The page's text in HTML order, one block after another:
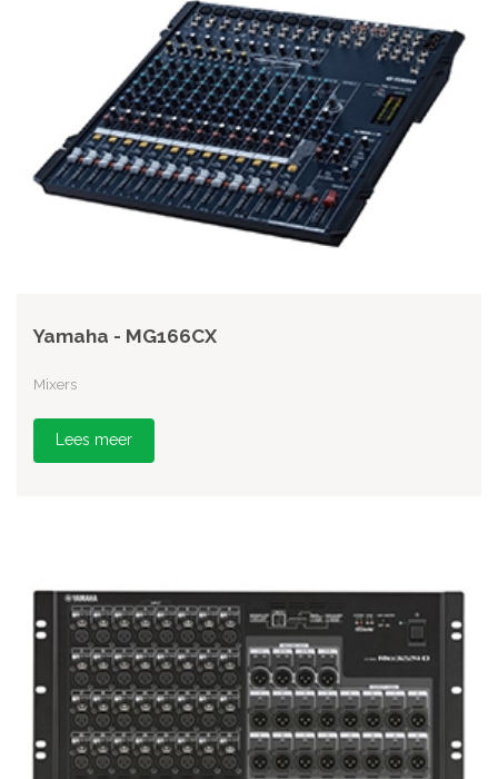
Yamaha - MG166CX
Mixers
Lees meer